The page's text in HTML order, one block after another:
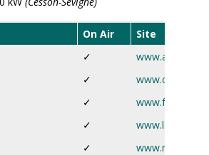
On Air
Site
✓
www.airzen.fr
✓
✓
✓
www.latina.fr
✓
www.mradio.fr